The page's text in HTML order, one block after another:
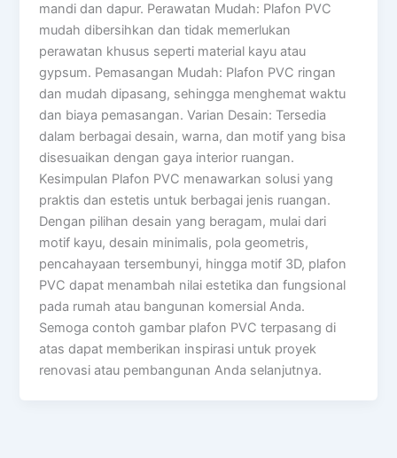
mandi dan dapur. Perawatan Mudah: Plafon PVC
mudah dibersihkan dan tidak memerlukan
perawatan khusus seperti material kayu atau
gypsum. Pemasangan Mudah: Plafon PVC ringan
dan mudah dipasang, sehingga menghemat waktu
dan biaya pemasangan. Varian Desain: Tersedia
dalam berbagai desain, warna, dan motif yang bisa
disesuaikan dengan gaya interior ruangan.
Kesimpulan Plafon PVC menawarkan solusi yang
praktis dan estetis untuk berbagai jenis ruangan.
Dengan pilihan desain yang beragam, mulai dari
motif kayu, desain minimalis, pola geometris,
pencahayaan tersembunyi, hingga motif 3D, plafon
PVC dapat menambah nilai estetika dan fungsional
pada rumah atau bangunan komersial Anda.
Semoga contoh gambar plafon PVC terpasang di
atas dapat memberikan inspirasi untuk proyek
renovasi atau pembangunan Anda selanjutnya.